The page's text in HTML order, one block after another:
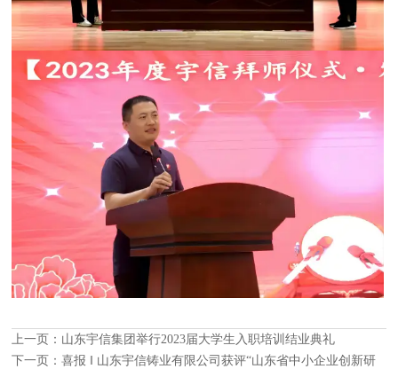
上一页： 山东宇信集团举行2023届大学生入职培训结业典礼
下一页：喜报 ‖ 山东宇信铸业有限公司获评“山东省中小企业创新研